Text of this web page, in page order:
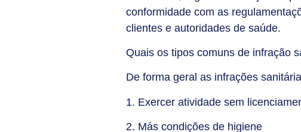
conformidade com as
clientes e autoridades de saúde.
Quais os tipos comuns de infração
De forma geral as infrações
1. Exercer atividade sem
2. Más condições de higiene